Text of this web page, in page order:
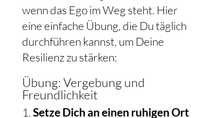
wenn das Ego im Weg steht. Hier
eine einfache Übung, die Du täglich
durchführen kannst, um Deine
Resilienz zu stärken:
Übung: Vergebung und
Freundlichkeit
Setze Dich an einen ruhigen Ort